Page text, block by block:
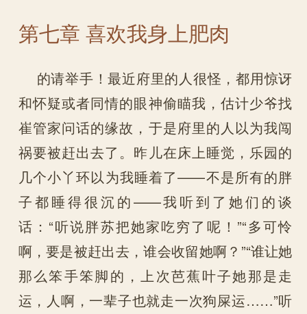
第七章 喜欢我身上肥肉
的请举手！最近府里的人很怪，都用惊讶
和怀疑或者同情的眼神偷瞄我，估计少爷找
崔管家问话的缘故，于是府里的人以为我闯
祸要被赶出去了。昨儿在床上睡觉，乐园的
几个小丫环以为我睡着了——不是所有的胖
子都睡得很沉的——我听到了她们的谈
话：“听说胖苏把她家吃穷了呢！”“多可怜
啊，要是被赶出去，谁会收留她啊？”“谁让她
那么笨手笨脚的，上次芭蕉叶子她那是走
运，人啊，一辈子也就走一次狗屎运……”听